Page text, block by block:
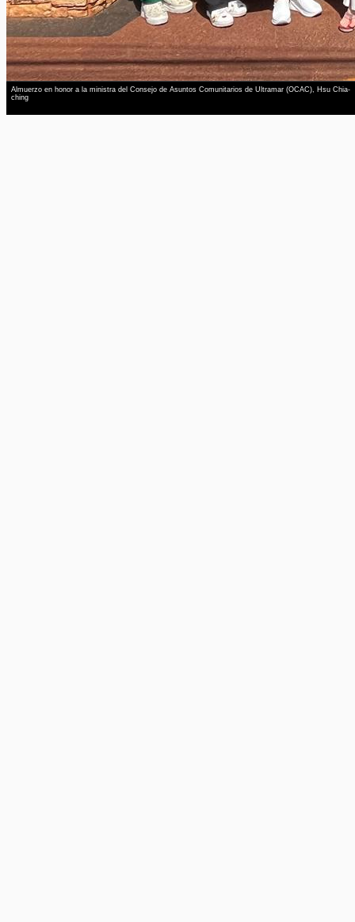
Almuerzo en honor a la ministra del Consejo de Asuntos Comunitarios de Ultramar (OCAC), Hsu Chia-
ching